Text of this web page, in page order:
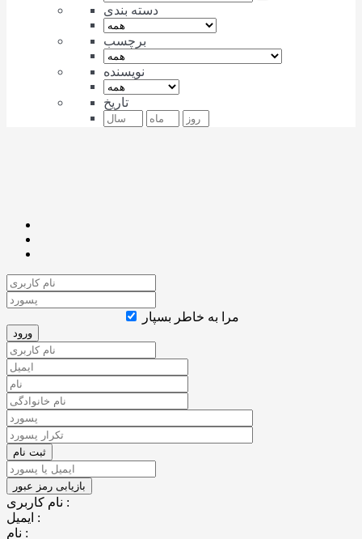
دسته بندی
برچسب
نویسنده
تاریخ
مرا به خاطر بسپار
نام کاربری :
ایمیل :
نام :